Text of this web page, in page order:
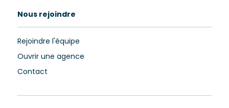
Nous rejoindre
Rejoindre l'équipe
Ouvrir une agence
Contact